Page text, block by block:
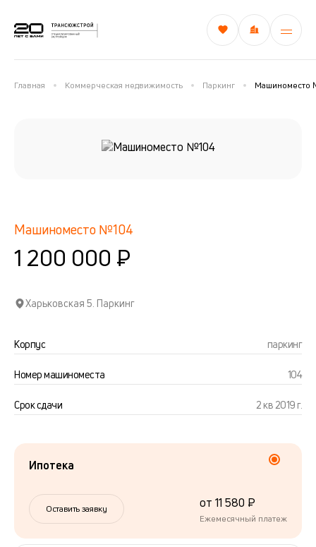
Главная Коммерческая недвижимость Паркинг Машиноместо
Машиноместо №104
1 200 000 ₽
Харьковская 5. Паркинг
Корпус паркинг
Номер машиноместа 104
Срок сдачи 2 кв 2019 г.
Ипотека
Оставить заявку от 11 580 ₽
Ежемесячный платеж